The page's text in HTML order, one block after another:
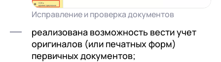
Исправление и проверка документов
реализована возможность вести учет
оригиналов (или печатных форм)
первичных документов;